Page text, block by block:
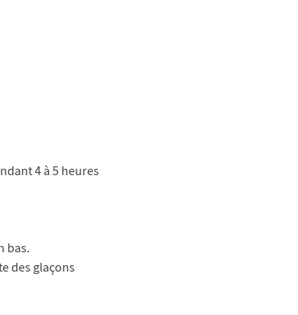
4 à 5 heures
bas.
des glaçons